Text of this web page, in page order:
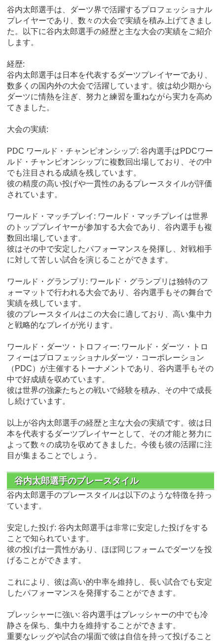
谷内太郎選手は、ダーツ界で活躍するプロフェッショナル
プレイヤーであり、数々の大会で実績を積み上げてきまし
た。以下に谷内太郎選手の経歴と主な大会の実績をご紹介
します。
経歴:
谷内太郎選手は日本を代表するダーツプレイヤーであり、
数多くの国内外の大会で活躍しています。彼は幼少期から
ダーツに情熱を注ぎ、努力と練習を重ねながら実力を高め
てきました。
大会の実績:
PDC ワールド・チャンピオンシップ: 谷内選手はPDCワー
ルド・チャンピオンシップに複数回出場しており、その中
でも注目される成績を残しています。
彼の精度の高い投げや一貫性のあるプレースタイルが評価
されています。
ワールド・マッチプレイ: ワールド・マッチプレイは世界
のトッププレイヤーが参加する大会であり、谷内選手も複
数回出場しています。
彼はその中で安定したパフォーマンスを発揮し、対戦相手
に対して苦しい試合を演じることができます。
ワールド・グランプリ: ワールド・グランプリは独特のフ
ォーマットで行われる大会であり、谷内選手もその舞台で
実績を残しています。
彼のプレースタイルはこの大会に適しており、高い集中力
と戦略的なプレイが光ります。
ワールド・ダーツ・トロフィー: ワールド・ダーツ・トロ
フィーはプロフェッショナルダーツ・コーポレーション
（PDC）が主催するトーナメントであり、谷内選手もその
中で好成績を収めています。
彼は世界の強豪たちとの戦いで経験を積み、その中で成長
し続けています。
以上が谷内太郎選手の経歴と主な大会の実績です。彼は日
本を代表するダーツプレイヤーとして、その才能と努力に
よって数々の成功を収めてきました。今後も彼の活躍に注
目が集まることでしょう。
谷内太郎選手のプレースタイル
谷内太郎選手のプレースタイルは以下のような特徴を持っ
ています。
安定した投げ: 谷内太郎選手は非常に安定した投げをする
ことで知られています。
彼の投げは一貫性があり、ほぼ同じフォームでダーツを投
げることができます。
これにより、彼は高い的中率を維持し、長い試合でも安定
したパフォーマンスを発揮することができます。
プレッシャーに強い: 谷内選手はプレッシャーの中でも冷
静さを保ち、集中力を維持することができます。
重要なレッグや試合の場面で彼は自信を持って投げること